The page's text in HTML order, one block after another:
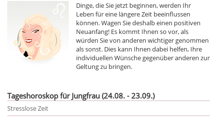
Dinge, die Sie jetzt beginnen, werden Ihr
Leben für eine längere Zeit beeinflussen
können. Wagen Sie deshalb einen positiven
Neuanfang! Es kommt Ihnen so vor, als
würden Sie von anderen wichtiger genommen
als sonst. Dies kann Ihnen dabei helfen, Ihre
individuellen Wünsche gegenüber anderen zur
Geltung zu bringen.
Tageshoroskop für Jungfrau (24.08. - 23.09.)
Stresslose Zeit